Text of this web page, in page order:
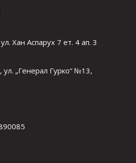
Хан Аспарух 7 ет. 4 ап. 3
ул. „Генерал Гурко“ №13,